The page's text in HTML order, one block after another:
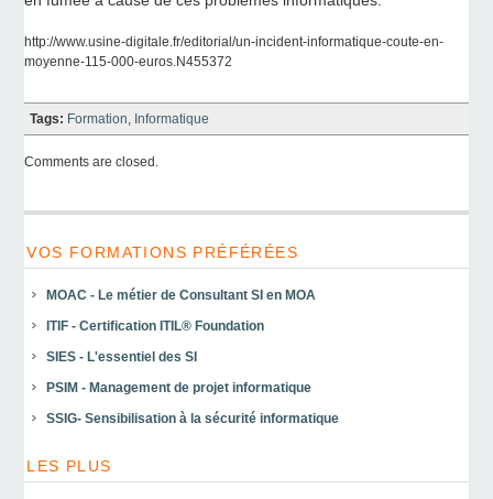
http://www.usine-digitale.fr/editorial/un-incident-informatique-coute-en-
moyenne-115-000-euros.N455372
Tags: Formation, Informatique
Comments are closed.
VOS FORMATIONS PRÉFÉRÉES
MOAC - Le métier de Consultant SI en MOA
ITIF - Certification ITIL® Foundation
SIES - L'essentiel des SI
PSIM - Management de projet informatique
SSIG- Sensibilisation à la sécurité informatique
LES PLUS